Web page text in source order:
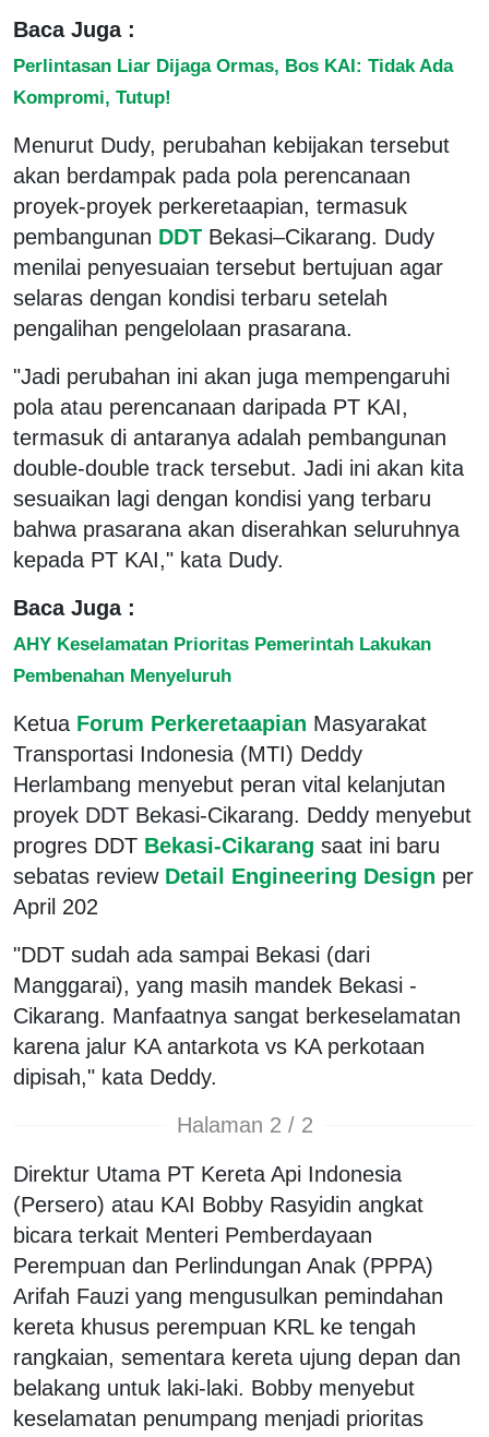
Baca Juga :
Perlintasan Liar Dijaga Ormas, Bos KAI: Tidak Ada
Kompromi, Tutup!
Menurut Dudy, perubahan kebijakan tersebut
akan berdampak pada pola perencanaan
proyek-proyek perkeretaapian, termasuk
pembangunan DDT Bekasi–Cikarang. Dudy
menilai penyesuaian tersebut bertujuan agar
selaras dengan kondisi terbaru setelah
pengalihan pengelolaan prasarana.
"Jadi perubahan ini akan juga mempengaruhi
pola atau perencanaan daripada PT KAI,
termasuk di antaranya adalah pembangunan
double-double track tersebut. Jadi ini akan kita
sesuaikan lagi dengan kondisi yang terbaru
bahwa prasarana akan diserahkan seluruhnya
kepada PT KAI," kata Dudy.
Baca Juga :
AHY Keselamatan Prioritas Pemerintah Lakukan
Pembenahan Menyeluruh
Ketua Forum Perkeretaapian Masyarakat
Transportasi Indonesia (MTI) Deddy
Herlambang menyebut peran vital kelanjutan
proyek DDT Bekasi-Cikarang. Deddy menyebut
progres DDT Bekasi-Cikarang saat ini baru
sebatas reviewDetail Engineering Design per
April 202
"DDT sudah ada sampai Bekasi (dari
Manggarai), yang masih mandek Bekasi -
Cikarang. Manfaatnya sangat berkeselamatan
karena jalur KA antarkota vs KA perkotaan
dipisah," kata Deddy.
Halaman 2 / 2
Direktur Utama PT Kereta Api Indonesia
(Persero) atau KAI Bobby Rasyidin angkat
bicara terkait Menteri Pemberdayaan
Perempuan dan Perlindungan Anak (PPPA)
Arifah Fauzi yang mengusulkan pemindahan
kereta khusus perempuan KRL ke tengah
rangkaian, sementara kereta ujung depan dan
belakang untuk laki-laki. Bobby menyebut
keselamatan penumpang menjadi prioritas